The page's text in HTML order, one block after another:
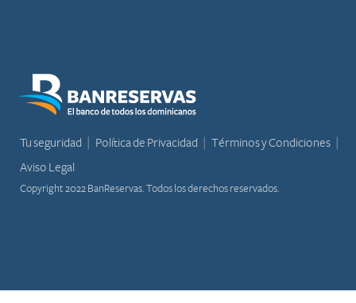
Tu seguridad Política de Privacidad
Términos y Condiciones
Aviso Legal
Copyright 2022 BanReservas. Todos los derechos reservados.